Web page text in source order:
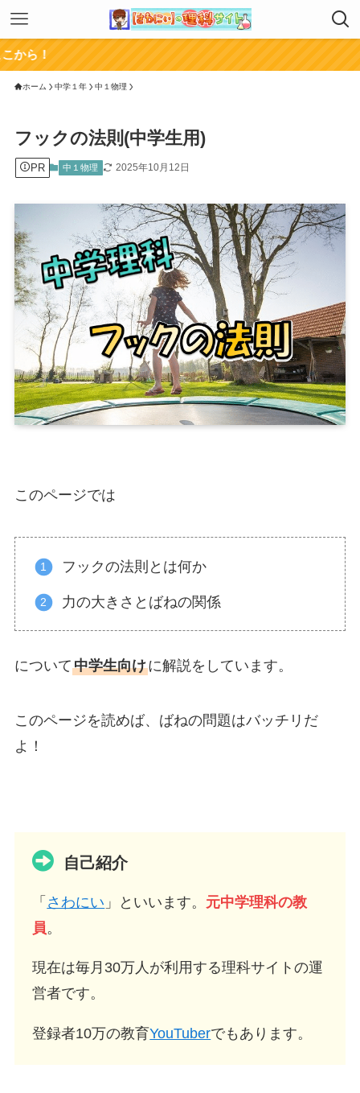
ホーム 中学１年 中１物理
フックの法則(中学生用)
PR 中１物理 2025年10月12日
このページでは
フックの法則とは何か
力の大きさとばねの関係
について中学生向けに解説をしています。
このページを読めば、ばねの問題はバッチリだ
よ！
自己紹介
「 さわにい 」といいます。 元中学理科の教
員 。
現在は毎月30万人が利用する理科サイトの運
営者です。
登録者10万の教育YouTuberでもあります。